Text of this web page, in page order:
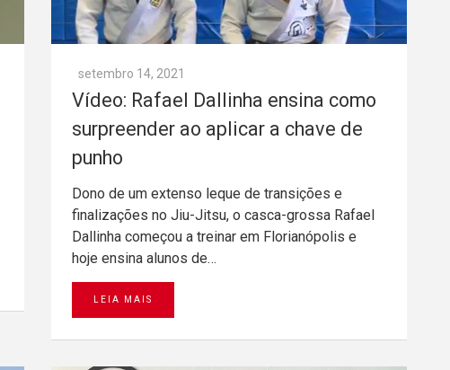
setembro 14, 2021
Vídeo: Rafael Dallinha ensina como
surpreender ao aplicar a chave de
punho
Dono de um extenso leque de transições e
finalizações no Jiu-Jitsu, o casca-grossa Rafael
Dallinha começou a treinar em Florianópolis e
hoje ensina alunos de…
LEIA MAIS